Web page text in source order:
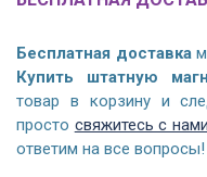
Бесплатная доставка
Купить штатную
товар в корзину и
просто свяжитесь с нами
ответим на все вопросы!